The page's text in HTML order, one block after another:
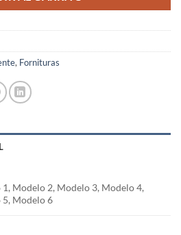
, Fornituras
Modelo 2, Modelo 3, Modelo 4,
5, Modelo 6